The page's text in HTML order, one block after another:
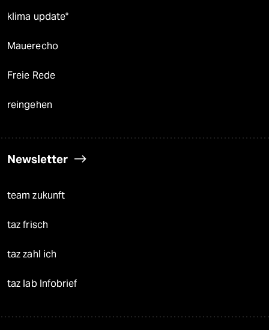
klima update°
Mauerecho
Freie Rede
reingehen
Newsletter
team zukunft
taz frisch
taz zahl ich
taz lab Infobrief